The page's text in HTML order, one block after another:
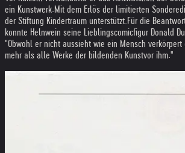
ein Kunstwerk.Mit dem Erlös der limitierten
der Stiftung Kindertraum unterstützt.Für die
konnte Helnwein seine Lieblingscomicfigur Donald
"Obwohl er nicht aussieht wie ein Mensch verkörpert
mehr als alle Werke der bildenden Kunstvor ihm."